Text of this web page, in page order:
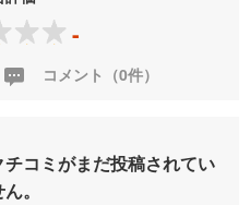
-
コメント（0件）
コミがまだ投稿されてい
。